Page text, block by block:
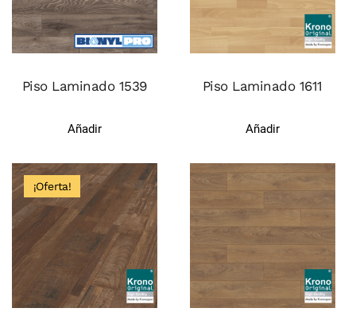
Piso Laminado 1539
Añadir
Piso Laminado 1611
Añadir
¡Oferta!